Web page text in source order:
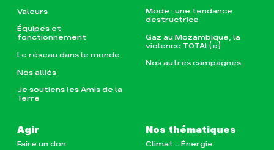
Valeurs
Équipes et
fonctionnement
Le réseau dans le monde
Nos alliés
Je soutiens les Amis de la
Terre
Mode : une tendance
destructrice
Gaz au Mozambique, la
violence TOTAL(e)
Nos autres campagnes
Agir
Faire un don
Nos thématiques
Climat – Énergie